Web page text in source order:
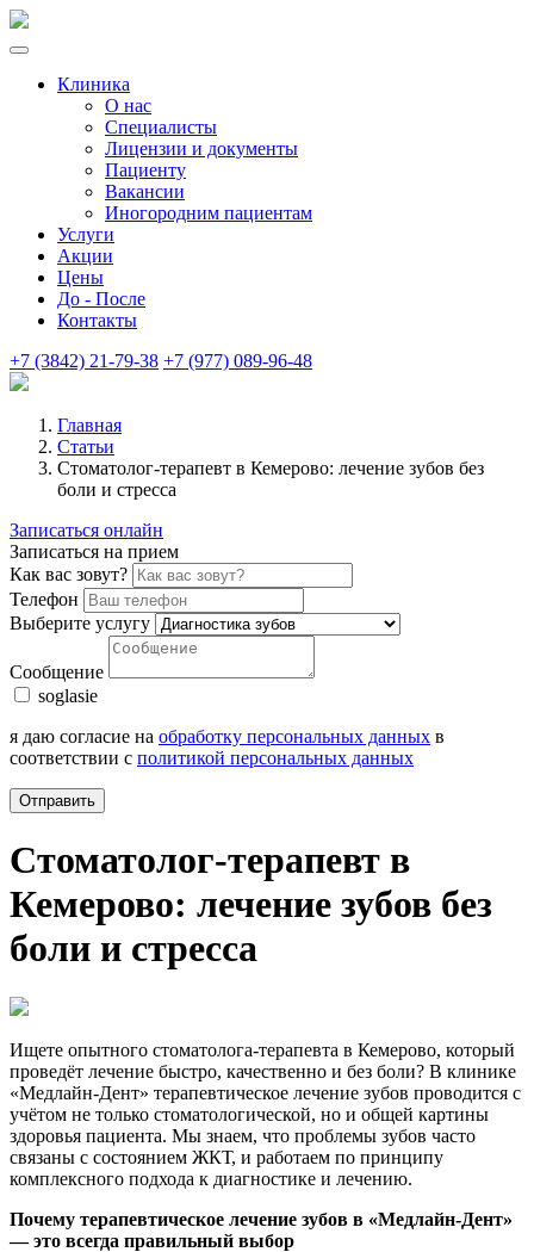
Клиника
О нас
Специалисты
Лицензии и документы
Пациенту
Вакансии
Иногородним пациентам
Услуги
Акции
Цены
До - После
Контакты
+7 (3842) 21-79-38 +7 (977) 089-96-48
Главная
Статьи
Стоматолог-терапевт в Кемерово: лечение зубов без
боли и стресса
Записаться онлайн
Записаться на прием
Как вас зовут?
Телефон
Выберите услугу
Сообщение
soglasie
я даю согласие на обработку персональных данных в
соответствии с политикой персональных данных
Отправить
Стоматолог-терапевт в
Кемерово: лечение зубов без
боли и стресса
Ищете опытного стоматолога-терапевта в Кемерово, который
проведёт лечение быстро, качественно и без боли? В клинике
«Медлайн-Дент» терапевтическое лечение зубов проводится с
учётом не только стоматологической, но и общей картины
здоровья пациента. Мы знаем, что проблемы зубов часто
связаны с состоянием ЖКТ, и работаем по принципу
комплексного подхода к диагностике и лечению.
Почему терапевтическое лечение зубов в «Медлайн-Дент»
— это всегда правильный выбор